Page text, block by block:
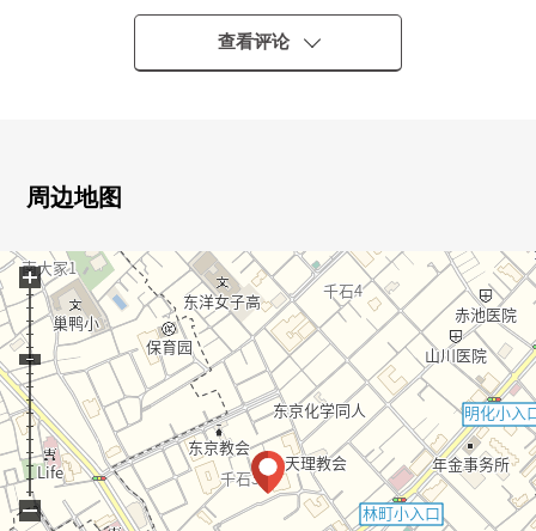
■ 房源的特徴━━━━━━━━━━━━━━━・・・
○ 71.59平米，3LDK的房间
○ 作为24小时都可以外出丢垃圾的Mansion
■ 翻新履历(打算在2026年4月下旬完
成)━━━━━━━━━━━━━━━・・・
○ 地板NEW张替
○ 盥洗台全部已换新
○ 附带TOTO制造冲洗马桶座的厕所全部已换新
○ 组合厨房(有深型食器洗，从属于机)全部已换新
○ 嵌顶灯NEW设置
○ 门全部已换新
○ 墙、天花板Cross NEW换新
○ 照明器具NEW设置
查看评论
周边地图
+
−